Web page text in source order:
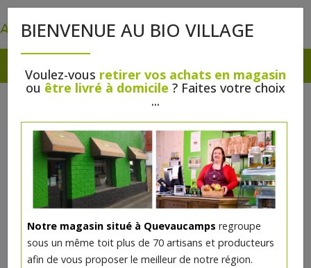
BIENVENUE AU BIO VILLAGE
Voulez-vous retirer vos achats en magasin
ou être livré à domicile ? Faites votre choix
...
Notre magasin situé à Quevaucamps regroupe
sous un même toit plus de 70 artisans et producteurs
afin de vous proposer le meilleur de notre région.